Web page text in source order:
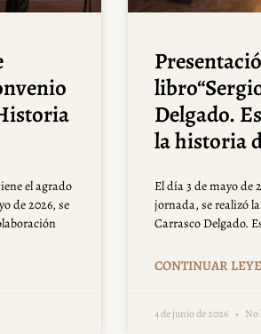
el agrado
de 2026, se
Delgado.
la historia
El día 3 de mayo de
jornada, se realizó
Carrasco Delgado.
CONTINUAR
4 de junio de 2026 No